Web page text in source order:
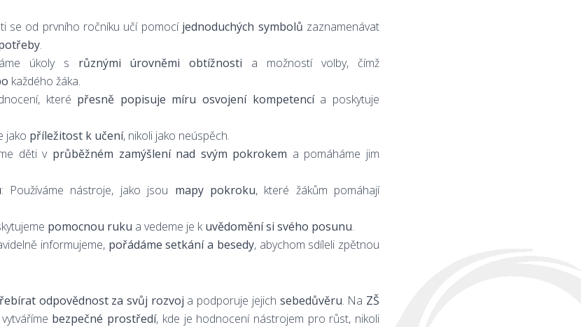
se od prvního ročníku učí pomocí jednoduchých symbolů zaznamenávat
.
úkoly s různými úrovněmi obtížnosti a možností volby, čímž
každého žáka.
které přesně popisuje míru osvojení kompetencía poskytuje
jako příležitost k učení, nikoli jako neúspěch.
děti v průběžném zamýšlení nad svým pokrokem a pomáháme jim
: Používáme nástroje, jako jsou mapy pokroku, které žákům pomáhají
pomocnou ruku a vedeme je kuvědomění si svého posunu.
informujeme, pořádáme setkání a besedy, abychom sdíleli zpětnou
odpovědnost za svůj rozvoj a podporuje jejich sebedůvěru. Na ZŠ
vytváříme bezpečné prostředí, kde je hodnocení nástrojem pro růst, nikoli